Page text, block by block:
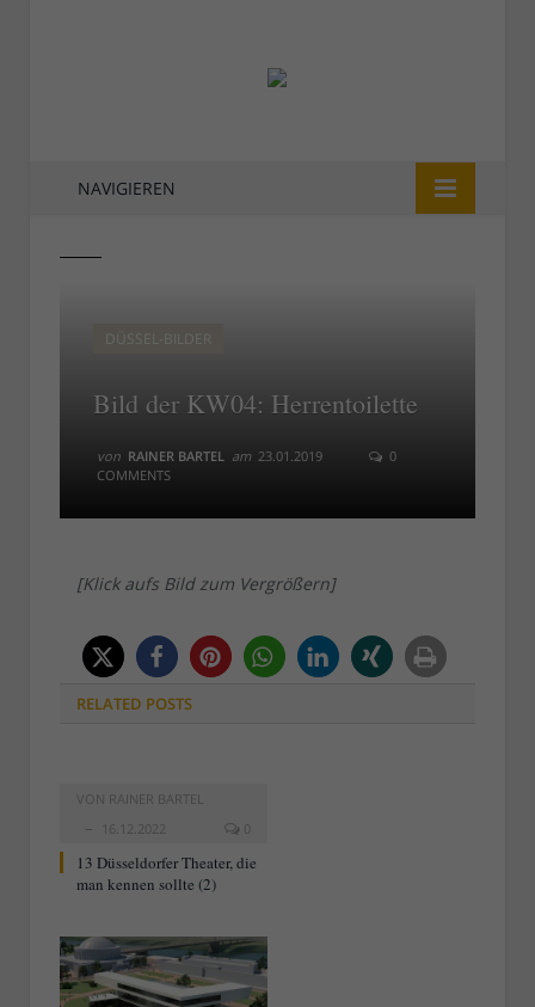
NAVIGIEREN
DÜSSEL-BILDER
Bild der KW04: Herrentoilette
von RAINER BARTEL am 23.01.2019
0
COMMENTS
[Klick aufs Bild zum Vergrößern]
RELATED POSTS
VON RAINER BARTEL
16.12.2022
0
13 Düsseldorfer Theater, die
man kennen sollte (2)